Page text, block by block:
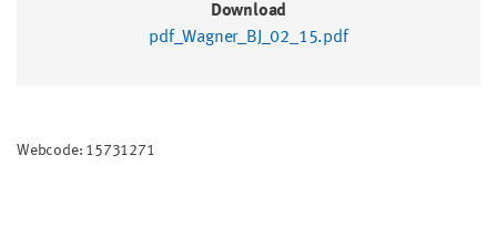
Download
pdf_Wagner_BJ_02_15.pdf
Webcode: 15731271